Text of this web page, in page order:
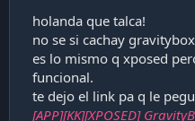
Entel. A lo mejor sirve ms
problemas con Movistar y el
Alguna otra ventaja que
holanda que talca!
no se si cachay
es lo mismo q xposed
funcional.
te dejo el link pa q le
[APP][KK][XPOSED]